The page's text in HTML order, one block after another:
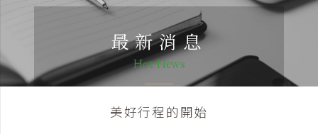
最新消息
Hot News
美好行程的開始